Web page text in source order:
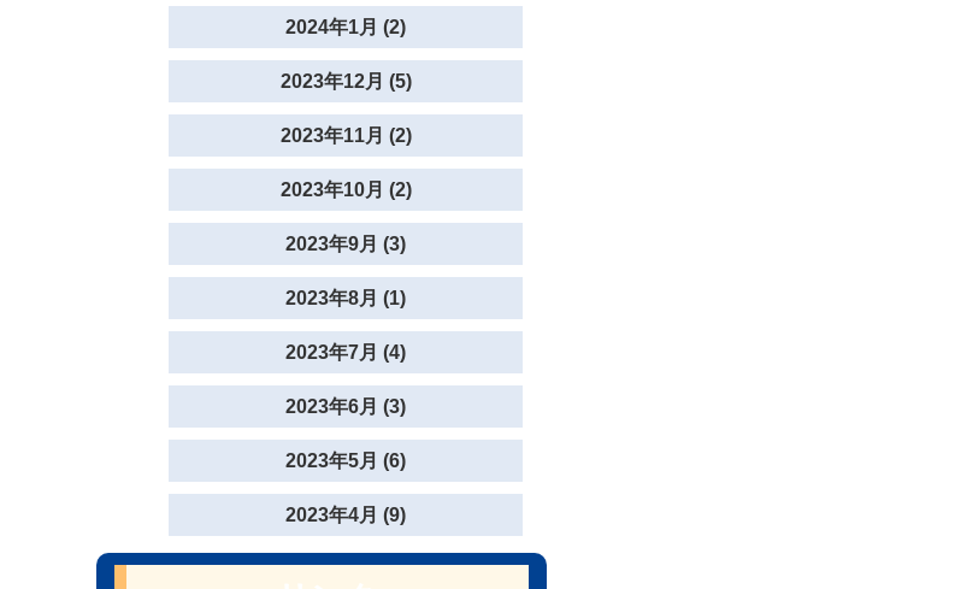
2024年1月 (2)
2023年12月 (5)
2023年11月 (2)
2023年10月 (2)
2023年9月 (3)
2023年8月 (1)
2023年7月 (4)
2023年6月 (3)
2023年5月 (6)
2023年4月 (9)